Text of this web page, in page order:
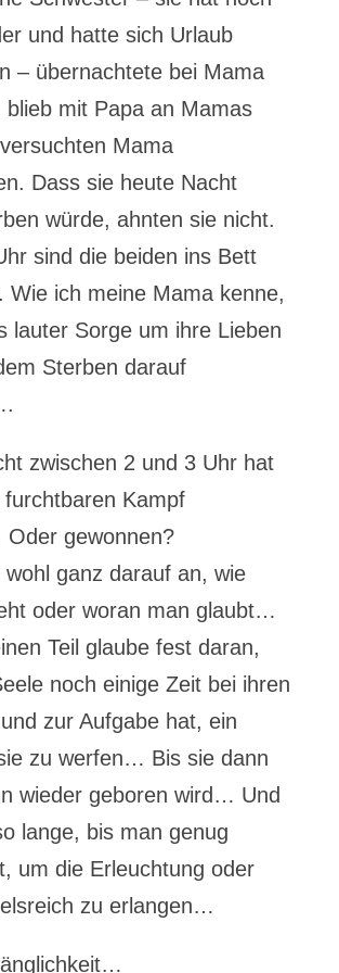
und hatte sich Urlaub
– übernachtete bei Mama
blieb mit Papa an Mamas
Mama
Dass sie heute Nacht
würde, ahnten sie nicht.
sind die beiden ins Bett
Wie ich meine Mama kenne,
lauter Sorge um ihre Lieben
Sterben darauf
zwischen 2 und 3 Uhr hat
furchtbaren Kampf
gewonnen?
ganz darauf an, wie
oder woran man glaubt…
Teil glaube fest daran,
noch einige Zeit bei ihren
zur Aufgabe hat, ein
zu werfen… Bis sie dann
wieder geboren wird… Und
lange, bis man genug
um die Erleuchtung oder
zu erlangen…